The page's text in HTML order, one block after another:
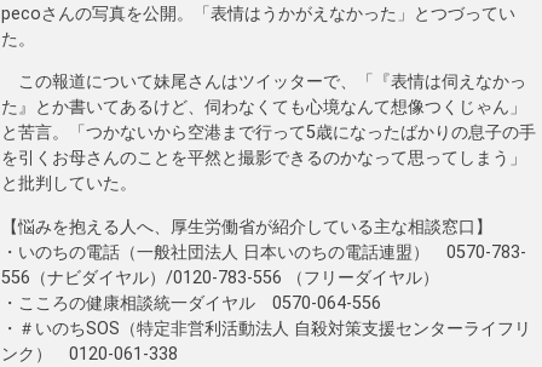
pecoさんの写真を公開。「表情はうかがえなかった」とつづってい
た。
この報道について妹尾さんはツイッターで、「『表情は伺えなかっ
た』とか書いてあるけど、伺わなくても心境なんて想像つくじゃん」
と苦言。「つかないから空港まで行って5歳になったばかりの息子の手
を引くお母さんのことを平然と撮影できるのかなって思ってしまう」
と批判していた。
【悩みを抱える人へ、厚生労働省が紹介している主な相談窓口】
・いのちの電話（一般社団法人 日本いのちの電話連盟） 0570-783-
556（ナビダイヤル）/0120-783-556 （フリーダイヤル）
・こころの健康相談統一ダイヤル 0570-064-556
・＃いのちSOS（特定非営利活動法人 自殺対策支援センターライフリ
ンク） 0120-061-338